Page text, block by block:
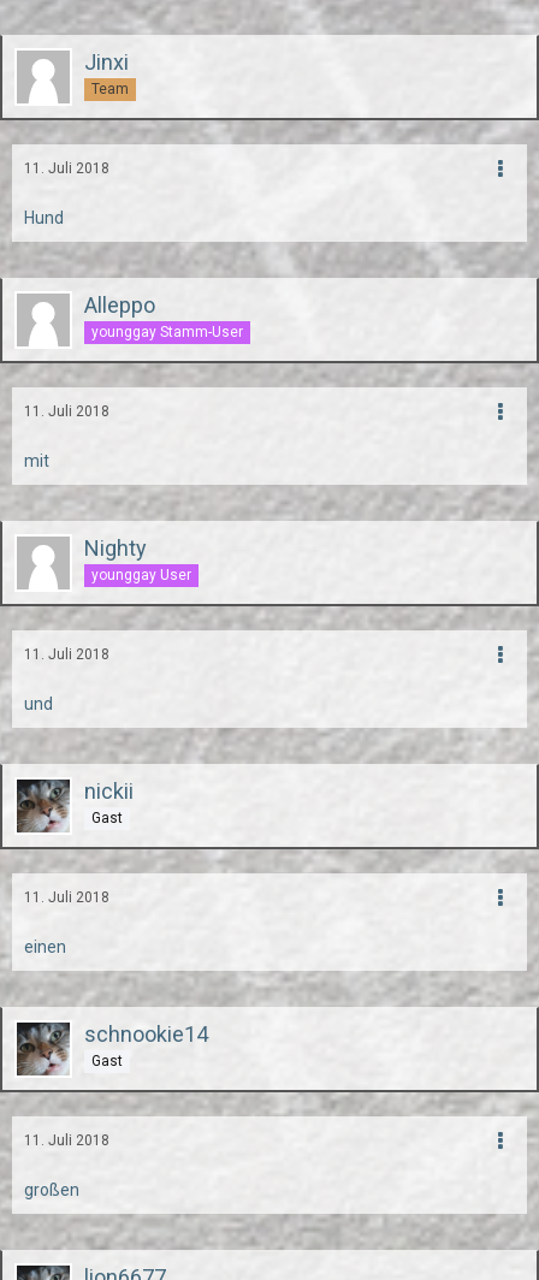
Jinxi
Team
11. Juli 2018
Hund
Alleppo
younggay Stamm-User
11. Juli 2018
mit
Nighty
younggay User
11. Juli 2018
und
nickii
Gast
11. Juli 2018
einen
schnookie14
Gast
11. Juli 2018
großen